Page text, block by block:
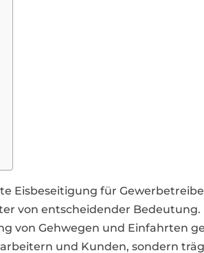
Eisbeseitigung für
von entscheidender
von Gehwegen und Einfahrten
und Kunden, sondern